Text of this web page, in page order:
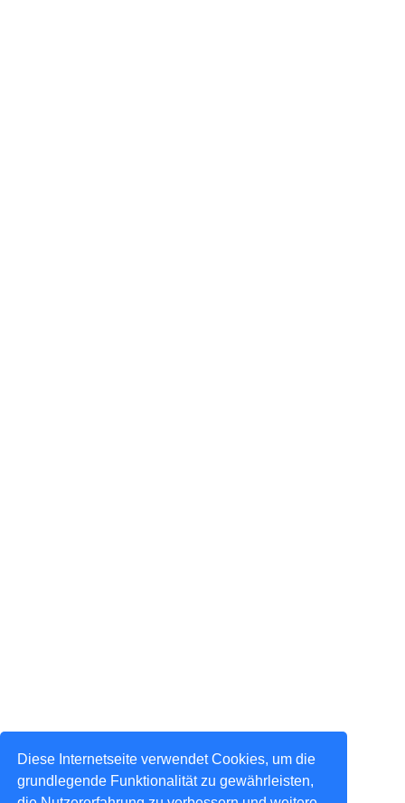
Diese Internetseite verwendet Cookies, um die
grundlegende Funktionalität zu gewährleisten,